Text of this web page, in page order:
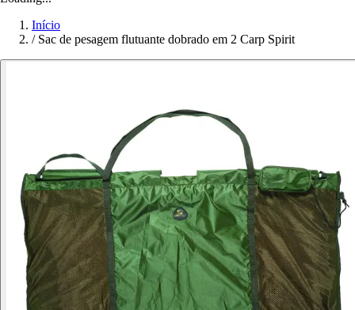
Início
/ Sac de pesagem flutuante dobrado em 2 Carp Spirit